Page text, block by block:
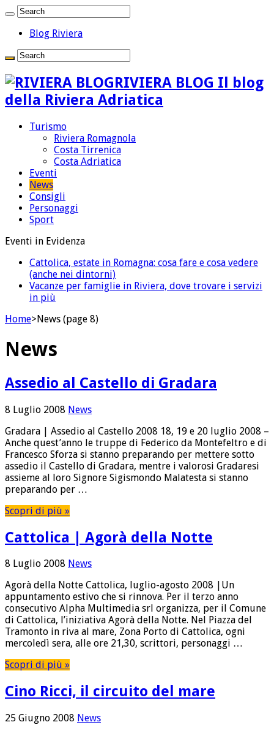
Blog Riviera
RIVIERA BLOG Il blog
della Riviera Adriatica
Turismo
Riviera Romagnola
Costa Tirrenica
Costa Adriatica
Eventi
News
Consigli
Personaggi
Sport
Eventi in Evidenza
Cattolica, estate in Romagna: cosa fare e cosa vedere
(anche nei dintorni)
Vacanze per famiglie in Riviera, dove trovare i servizi
in più
Home>News (page 8)
News
Assedio al Castello di Gradara
8 Luglio 2008 News
Gradara | Assedio al Castello 2008 18, 19 e 20 luglio 2008 –
Anche quest’anno le truppe di Federico da Montefeltro e di
Francesco Sforza si stanno preparando per mettere sotto
assedio il Castello di Gradara, mentre i valorosi Gradaresi
assieme al loro Signore Sigismondo Malatesta si stanno
preparando per …
Scopri di più »
Cattolica | Agorà della Notte
8 Luglio 2008 News
Agorà della Notte Cattolica, luglio-agosto 2008 |Un
appuntamento estivo che si rinnova. Per il terzo anno
consecutivo Alpha Multimedia srl organizza, per il Comune
di Cattolica, l’iniziativa Agorà della Notte. Nel Piazza del
Tramonto in riva al mare, Zona Porto di Cattolica, ogni
mercoledì sera, alle ore 21,30, scrittori, personaggi …
Scopri di più »
Cino Ricci, il circuito del mare
25 Giugno 2008 News